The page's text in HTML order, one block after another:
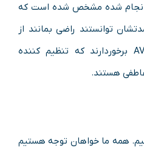
انجام شده مشخص شده است که
توانستند راضی بمانند از
تنوع بیشتر ژن های AVPR1A برخوردارند که تنظیم کننده
هستند.
همه ما خواهان توجه هستیم